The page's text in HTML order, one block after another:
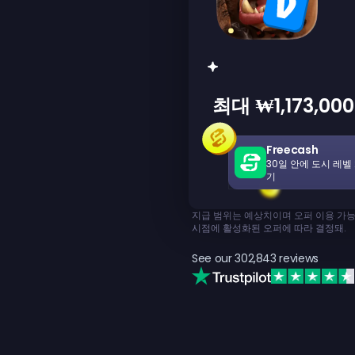
최대
Freecash
30일 안에 도시 레
기
지급 범위는 예상치이며 오퍼 이용 가
시점에 활성화된 오퍼에 따라 결정돼.
See our302,843 reviews